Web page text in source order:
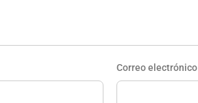
Correo electrónico